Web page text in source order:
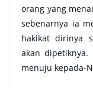
orang yang
sebenarnya ia
hakikat dirinya
akan
menuju kepada-